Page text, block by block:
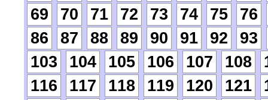
69
70 71 72 73 74 75
76
86
87 88 89 90 91 92
93
103
104 105 106 107 108
116
117 118 119 120 121